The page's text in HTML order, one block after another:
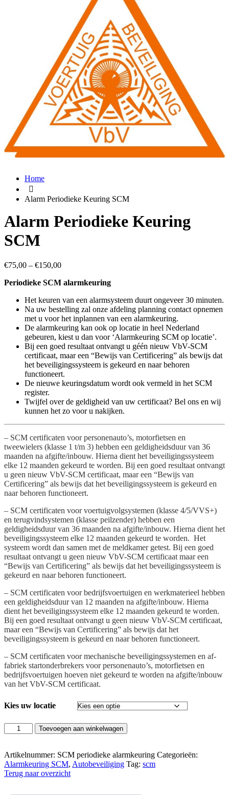
Home
Alarm Periodieke Keuring SCM
Alarm Periodieke Keuring
SCM
€75,00 – €150,00
Periodieke SCM alarmkeuring
Het keuren van een alarmsysteem duurt ongeveer 30 minuten.
Na uw bestelling zal onze afdeling planning contact opnemen
met u voor het inplannen van een alarmkeuring.
De alarmkeuring kan ook op locatie in heel Nederland
gebeuren, kiest u dan voor ‘Alarmkeuring SCM op locatie’.
Bij een goed resultaat ontvangt u géén nieuw VbV-SCM
certificaat, maar een “Bewijs van Certificering” als bewijs dat
het beveiligingssysteem is gekeurd en naar behoren
functioneert.
De nieuwe keuringsdatum wordt ook vermeld in het SCM
register.
Twijfel over de geldigheid van uw certificaat? Bel ons en wij
kunnen het zo voor u nakijken.
– SCM certificaten voor personenauto’s, motorfietsen en
tweewielers (klasse 1 t/m 3) hebben een geldigheidsduur van 36
maanden na afgifte/inbouw. Hierna dient het beveiligingssysteem
elke 12 maanden gekeurd te worden. Bij een goed resultaat ontvangt
u geen nieuw VbV-SCM certificaat, maar een “Bewijs van
Certificering” als bewijs dat het beveiligingssysteem is gekeurd en
naar behoren functioneert.
– SCM certificaten voor voertuigvolgsystemen (klasse 4/5/VVS+)
en terugvindsystemen (klasse peilzender) hebben een
geldigheidsduur van 36 maanden na afgifte/inbouw. Hierna dient het
beveiligingssysteem elke 12 maanden gekeurd te worden. Het
systeem wordt dan samen met de meldkamer getest. Bij een goed
resultaat ontvangt u geen nieuw VbV-SCM certificaat maar een
“Bewijs van Certificering” als bewijs dat het beveiligingssysteem is
gekeurd en naar behoren functioneert.
– SCM certificaten voor bedrijfsvoertuigen en werkmaterieel hebben
een geldigheidsduur van 12 maanden na afgifte/inbouw. Hierna
dient het beveiligingssysteem elke 12 maanden gekeurd te worden.
Bij een goed resultaat ontvangt u geen nieuw VbV-SCM certificaat,
maar een “Bewijs van Certificering” als bewijs dat het
beveiligingssysteem is gekeurd en naar behoren functioneert.
– SCM certificaten voor mechanische beveiligingssystemen en af-
fabriek startonderbrekers voor personenauto’s, motorfietsen en
bedrijfsvoertuigen hoeven niet gekeurd te worden na afgifte/inbouw
van het VbV-SCM certificaat.
Kies uw locatie
Alarm
Periodieke
SCM
aantal
Toevoegen aan winkelwagen
Artikelnummer: SCM periodieke alarmkeuring Categorieën:
Alarmkeuring SCM, Autobeveiliging Tag: scm
Terug naar overzicht